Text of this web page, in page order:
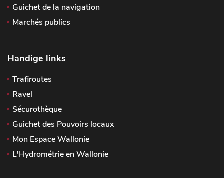
Guichet de la navigation
Marchés publics
Handige links
Trafiroutes
Ravel
Sécurothèque
Guichet des Pouvoirs locaux
Mon Espace Wallonie
L'Hydrométrie en Wallonie